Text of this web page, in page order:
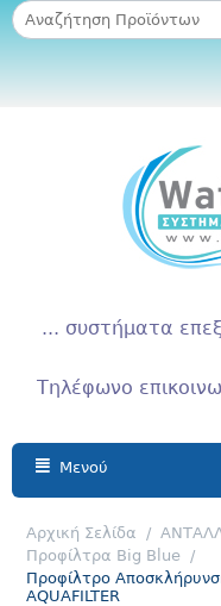
... συστήματα
Τηλέφωνο
Μενού
Αρχική Σελίδα /
Προφίλτρα Big Blue /
Προφίλτρο
ΑQUAFILTER